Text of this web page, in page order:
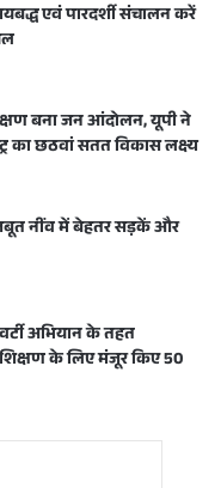
एवं पारदर्शी संचालन करें
बना जन आंदोलन, यूपी ने
का छठवां सतत विकास लक्ष्य
नींव में बेहतर सड़कें और
अभियान के तहत
के लिए मंजूर किए 50